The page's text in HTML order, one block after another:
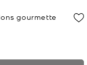
gourmette